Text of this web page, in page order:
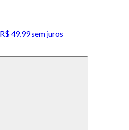
R$ 49,99sem juros